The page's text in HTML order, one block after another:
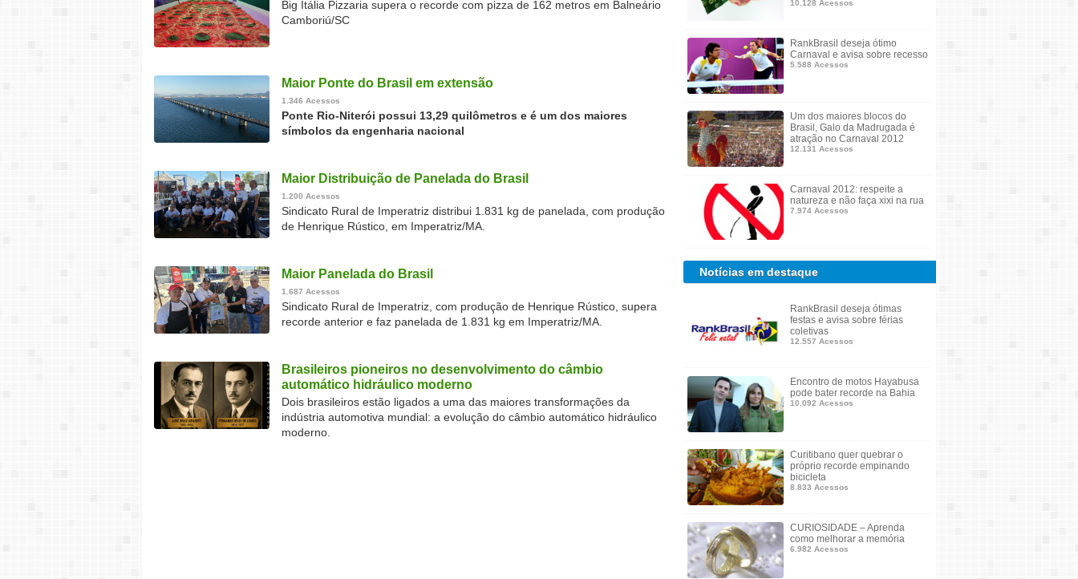
Big Itália Pizzaria supera o recorde com pizza de 162 metros em Balneário
Camboriú/SC
Maior Ponte do Brasil em extensão
1.346 Acessos
Ponte Rio-Niterói possui 13,29 quilômetros e é um dos maiores
símbolos da engenharia nacional
Maior Distribuição de Panelada do Brasil
1.200 Acessos
Sindicato Rural de Imperatriz distribui 1.831 kg de panelada, com produção
de Henrique Rústico, em Imperatriz/MA.
Maior Panelada do Brasil
1.687 Acessos
Sindicato Rural de Imperatriz, com produção de Henrique Rústico, supera
recorde anterior e faz panelada de 1.831 kg em Imperatriz/MA.
Brasileiros pioneiros no desenvolvimento do câmbio
automático hidráulico moderno
Dois brasileiros estão ligados a uma das maiores transformações da
indústria automotiva mundial: a evolução do câmbio automático hidráulico
moderno.
10.128 Acessos
RankBrasil deseja ótimo
Carnaval e avisa sobre recesso
5.588 Acessos
Um dos maiores blocos do
Brasil, Galo da Madrugada é
atração no Carnaval 2012
12.131 Acessos
Carnaval 2012: respeite a
natureza e não faça xixi na rua
7.974 Acessos
Notícias em destaque
RankBrasil deseja ótimas
festas e avisa sobre férias
coletivas
12.557 Acessos
Encontro de motos Hayabusa
pode bater recorde na Bahia
10.092 Acessos
Curitibano quer quebrar o
próprio recorde empinando
bicicleta
8.833 Acessos
CURIOSIDADE – Aprenda
como melhorar a memória
6.982 Acessos